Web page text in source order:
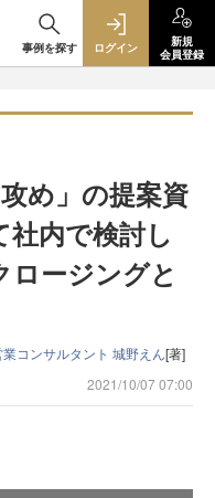
事例を探す ログイン
新規
会員登録
め」の提案資
内で検討し
ロージングと
コンサルタント 城野えん[著]
2021/10/07 07:00